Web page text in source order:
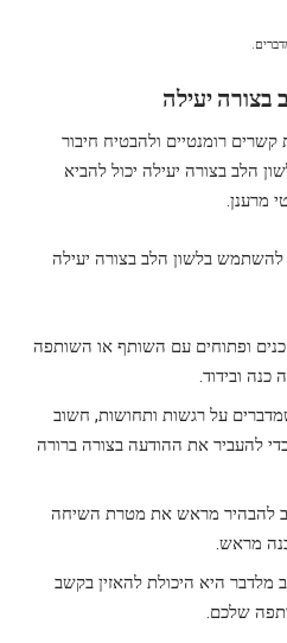
יעילה
קשרים רומנטיים ולהבטיח חיבור
הלב בצורה יעילה יכול להביא
מרענן.
להשתמש בלשון הלב בצורה יעילה
כנים ופתוחים עם השותף או השותפה
ובידוד.
על רגשות ותחושות, חשוב
להעביר את ההודעה בצורה ברורה
להבהיר מראש את מטרת השיחה
מראש.
מלדבר היא היכולת להאזין בקשב
שלכם.